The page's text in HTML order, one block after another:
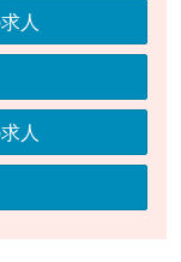
人
人